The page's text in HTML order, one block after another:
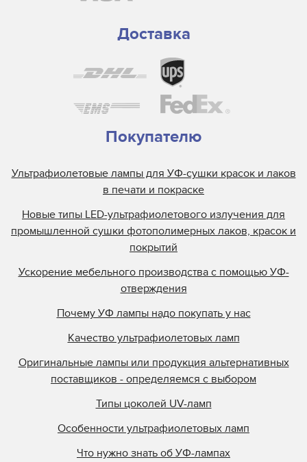
Доставка
Покупателю
Ультрафиолетовые лампы для УФ-сушки красок и лаков
в печати и покраске
Новые типы LED-ультрафиолетового излучения для
промышленной сушки фотополимерных лаков, красок и
покрытий
Ускорение мебельного производства с помощью УФ-
отверждения
Почему УФ лампы надо покупать у нас
Качество ультрафиолетовых ламп
Оригинальные лампы или продукция альтернативных
поставщиков - определяемся с выбором
Типы цоколей UV-ламп
Особенности ультрафиолетовых ламп
Что нужно знать об УФ-лампах